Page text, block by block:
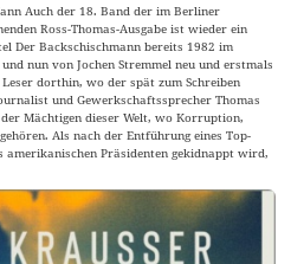
Auch der 18. Band der im Berliner
Ross-Thomas-Ausgabe ist wieder ein
Der Backschischmann bereits 1982 im
nun von Jochen Stremmel neu und erstmals
dorthin, wo der spät zum Schreiben
und Gewerkschaftssprecher Thomas
Mächtigen dieser Welt, wo Korruption,
Als nach der Entführung eines Top-
amerikanischen Präsidenten gekidnappt wird,